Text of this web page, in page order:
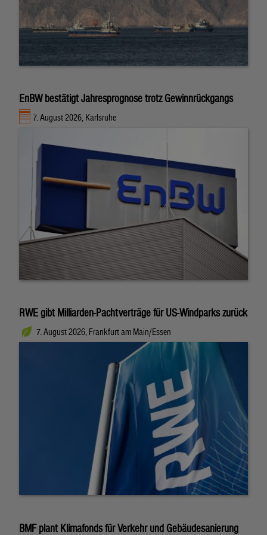
EnBW bestätigt Jahresprognose trotz Gewinnrückgangs
7. August 2026, Karlsruhe
RWE gibt Milliarden-Pachtverträge für US-Windparks zurück
7. August 2026, Frankfurt am Main/Essen
BMF plant Klimafonds für Verkehr und Gebäudesanierung